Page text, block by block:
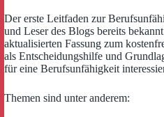
Der erste Leitfaden zur
und Leser des Blogs bereits
aktualisierten Fassung zum
als Entscheidungshilfe und
für eine Berufsunfähigkeit
Themen sind unter anderem: